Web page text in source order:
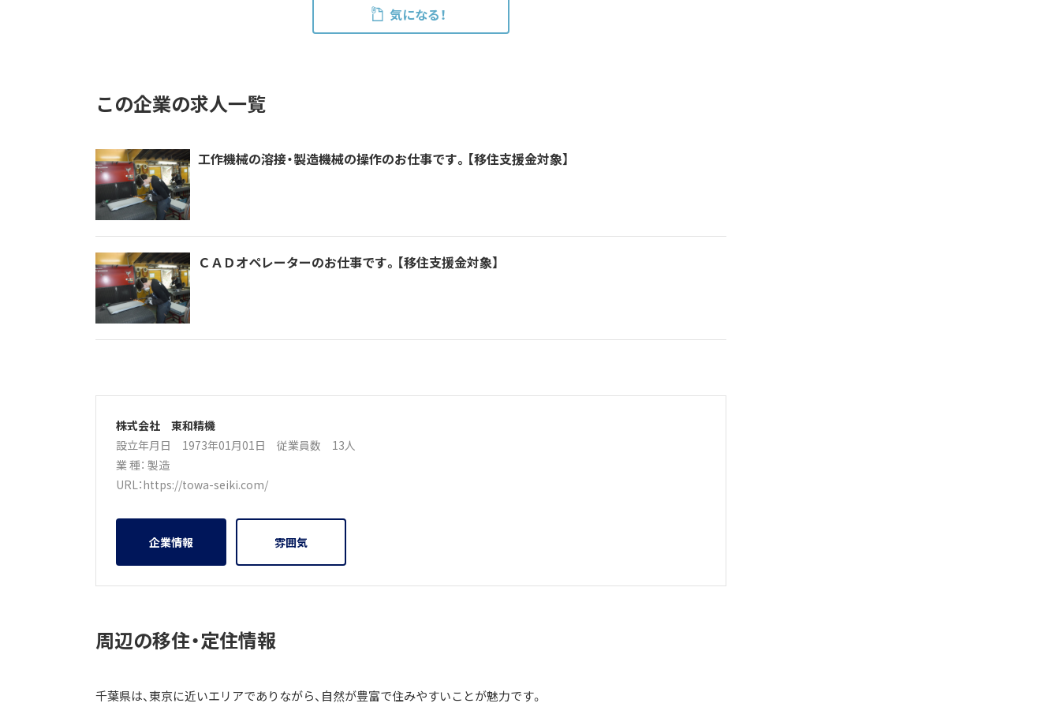
気になる！
この企業の求人一覧
工作機械の溶接・製造機械の操作のお仕事です。【移住支援金対象】
ＣＡＤオペレーターのお仕事です。【移住支援金対象】
株式会社 東和精機
設立年月日 1973年01月01日 従業員数 13人
業 種： 製造
URL：https://towa-seiki.com/
企業情報 雰囲気
周辺の移住・定住情報
千葉県は、東京に近いエリアでありながら、自然が豊富で住みやすいことが魅力です。